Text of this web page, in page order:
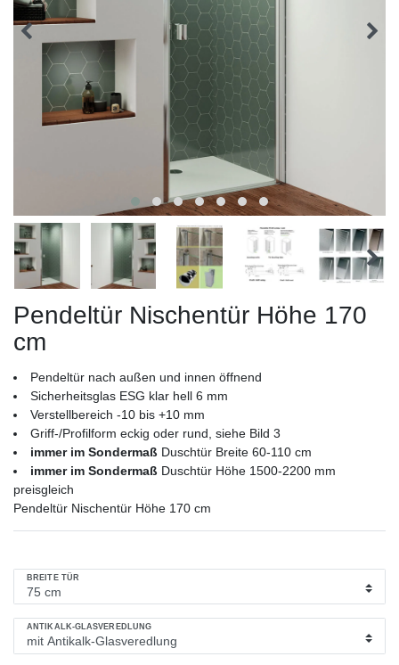
Pendeltür Nischentür Höhe 170
cm
Pendeltür nach außen und innen öffnend
Sicherheitsglas ESG klar hell 6 mm
Verstellbereich -10 bis +10 mm
Griff-/Profilform eckig oder rund, siehe Bild 3
immer im Sondermaß Duschtür Breite 60-110 cm
immer im Sondermaß Duschtür Höhe 1500-2200 mm
preisgleich
Pendeltür Nischentür Höhe 170 cm
BREITE TÜR
ANTIKALK-GLASVEREDLUNG